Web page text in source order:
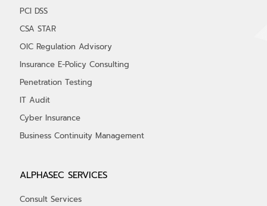
PCI DSS
CSA STAR
OIC Regulation Advisory
Insurance E-Policy Consulting
Penetration Testing
IT Audit
Cyber Insurance
Business Continuity Management
ALPHASEC SERVICES
Consult Services